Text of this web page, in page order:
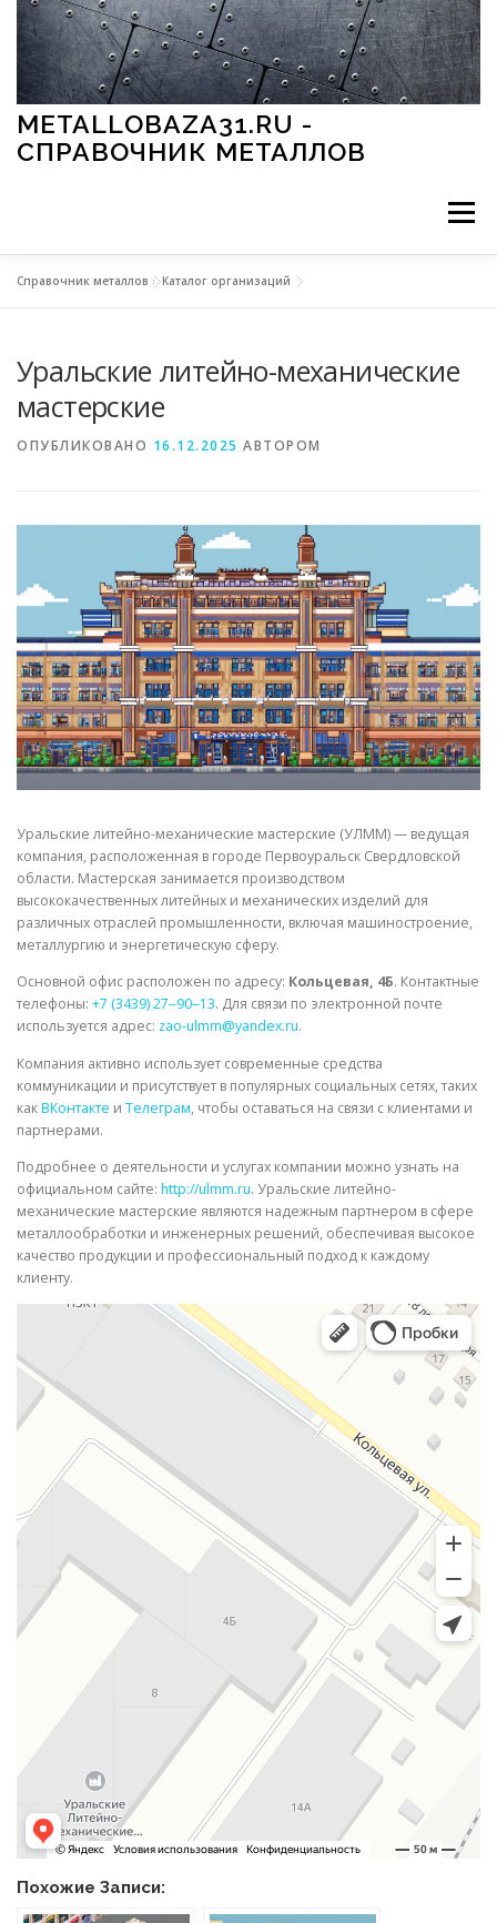
Перейти к содержимому
METALLOBAZA31.RU -
СПРАВОЧНИК МЕТАЛЛОВ
Меню
МЕТАЛЛЫ И ОКРУЖАЮЩАЯ СРЕДА
СВОЙСТВА МЕТАЛЛОВ СОРТА МЕТАЛЛОВ
СТАТЬИ
Справочник металлов »Каталог организаций
Уральские литейно-механические
мастерские
ОПУБЛИКОВАНО 16.12.2025 АВТОРОМ
Уральские литейно-механические мастерские (УЛММ) — ведущая
компания, расположенная в городе Первоуральск Свердловской
области. Мастерская занимается производством
высококачественных литейных и механических изделий для
различных отраслей промышленности, включая машиностроение,
металлургию и энергетическую сферу.
Основной офис расположен по адресу: Кольцевая, 4Б. Контактные
телефоны: +7 (3439) 27‒90‒13. Для связи по электронной почте
используется адрес: zao-ulmm@yandex.ru.
Компания активно использует современные средства
коммуникации и присутствует в популярных социальных сетях, таких
какВКонтакте и Телеграм, чтобы оставаться на связи с клиентами и
партнерами.
Подробнее о деятельности и услугах компании можно узнать на
официальном сайте: http://ulmm.ru. Уральские литейно-
механические мастерские являются надежным партнером в сфере
металлообработки и инженерных решений, обеспечивая высокое
качество продукции и профессиональный подход к каждому
клиенту.
Похожие Записи: